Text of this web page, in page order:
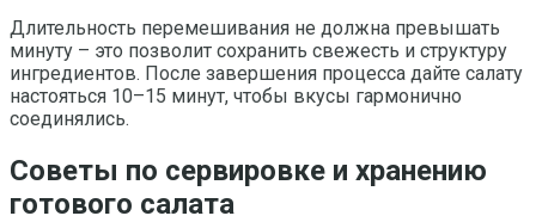
Длительность перемешивания не должна превышать
минуту – это позволит сохранить свежесть и структуру
ингредиентов. После завершения процесса дайте салату
настояться 10–15 минут, чтобы вкусы гармонично
соединялись.
Советы по сервировке и хранению
готового салата